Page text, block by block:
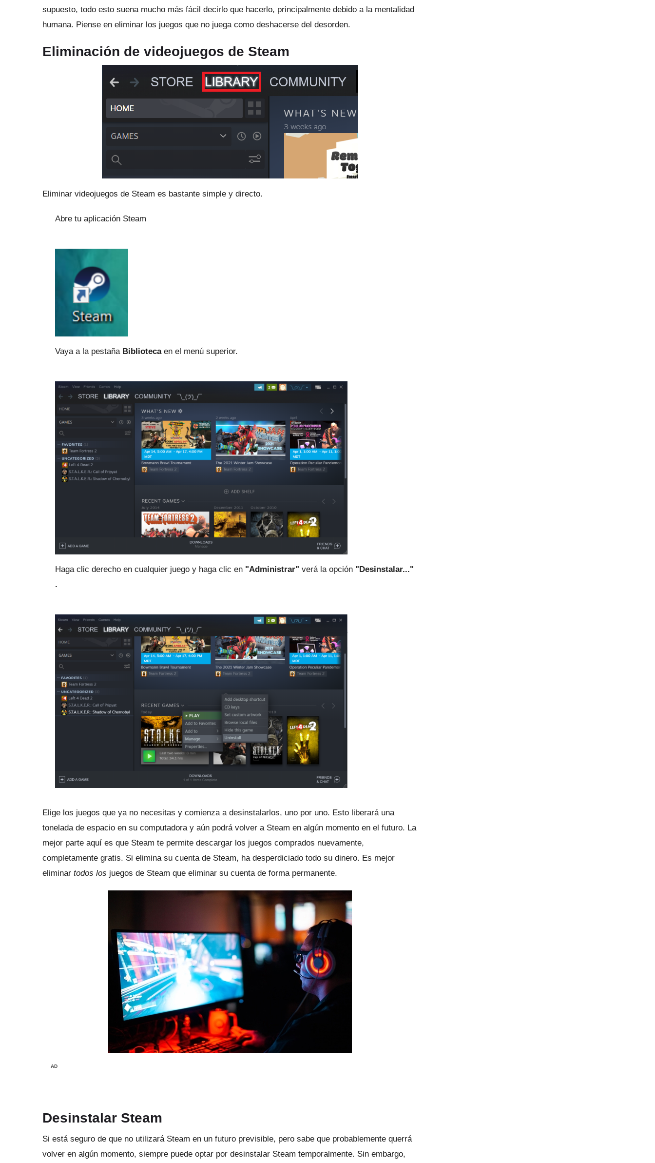
supuesto, todo esto suena mucho más fácil decirlo que hacerlo, principalmente debido a la mentalidad
humana. Piense en eliminar los juegos que no juega como deshacerse del desorden.
Eliminación de videojuegos de Steam
Eliminar videojuegos de Steam es bastante simple y directo.
Abre tu aplicación Steam
Vaya a la pestaña Bibliotecaen el menú superior.
Haga clic derecho en cualquier juego y haga clic en "Administrar" verá la opción "Desinstalar..."
.
Elige los juegos que ya no necesitas y comienza a desinstalarlos, uno por uno. Esto liberará una
tonelada de espacio en su computadora y aún podrá volver a Steam en algún momento en el futuro. La
mejor parte aquí es que Steam te permite descargar los juegos comprados nuevamente,
completamente gratis. Si elimina su cuenta de Steam, ha desperdiciado todo su dinero. Es mejor
eliminar todos los juegos de Steam que eliminar su cuenta de forma permanente.
AD
Desinstalar Steam
Si está seguro de que no utilizará Steam en un futuro previsible, pero sabe que probablemente querrá
volver en algún momento, siempre puede optar por desinstalar Steam temporalmente. Sin embargo,